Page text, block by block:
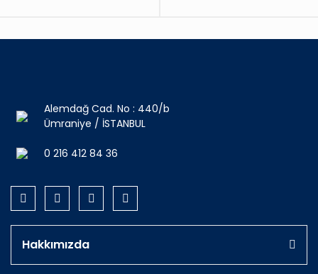
Alemdağ Cad. No : 440/b
Ümraniye / İSTANBUL
0 216 412 84 36
Hakkımızda